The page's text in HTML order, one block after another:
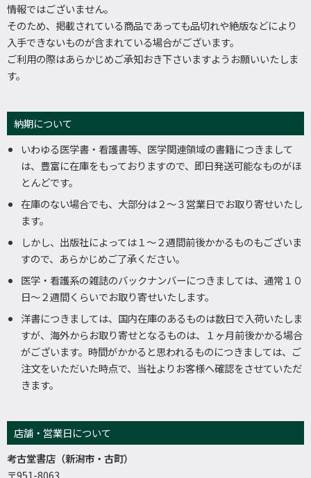
情報ではございません。
そのため、掲載されている商品であっても品切れや絶版などにより
入手できないものが含まれている場合がございます。
ご利用の際はあらかじめご承知おき下さいますようお願いいたしま
す。
納期について
いわゆる医学書・看護書等、医学関連領域の書籍につきまして
は、豊富に在庫をもっておりますので、即日発送可能なものがほ
とんどです。
在庫のない場合でも、大部分は２～３営業日でお取り寄せいたし
ます。
しかし、出版社によっては１～２週間前後かかるものもございま
すので、あらかじめご了承ください。
医学・看護系の雑誌のバックナンバーにつきましては、通常１０
日～２週間くらいでお取り寄せいたします。
洋書につきましては、国内在庫のあるものは数日で入荷いたしま
すが、海外からお取り寄せとなるものは、１ヶ月前後かかる場合
がございます。時間がかかると思われるものにつきましては、ご
注文をいただいた時点で、当社よりお客様へ確認をさせていただ
きます。
店舗・営業日について
考古堂書店（新潟市・古町）